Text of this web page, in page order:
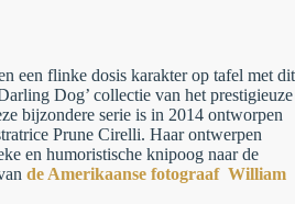
een flinke dosis karakter op tafel met dit
Dog’ collectie van het prestigieuze
bijzondere serie is in 2014 ontworpen
Prune Cirelli. Haar ontwerpen
en humoristische knipoog naar de
de Amerikaanse fotograaf William